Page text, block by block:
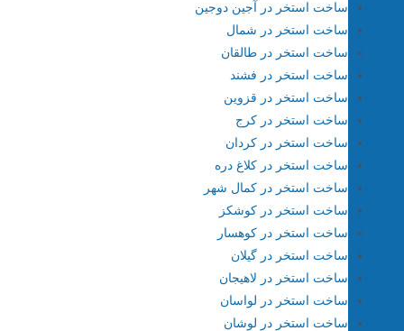
ساخت استخر در آجین دوجین
ساخت استخر در شمال
ساخت استخر در طالقان
ساخت استخر در فشند
ساخت استخر در قزوین
ساخت استخر در کرج
ساخت استخر در کردان
ساخت استخر در کلاغ دره
ساخت استخر در کمال شهر
ساخت استخر در کوشکز
ساخت استخر در کوهسار
ساخت استخر در گیلان
ساخت استخر در لاهیجان
ساخت استخر در لواسان
ساخت استخر در لوشان